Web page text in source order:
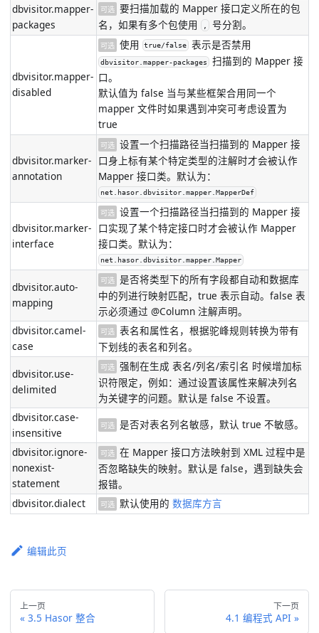
dbvisitor.mapper-
packages
可选 要扫描加载的 Mapper 接口定义所在的包
名，如果有多个包使用
号分割。
dbvisitor.mapper-
disabled
可选 使用 true/false 表示是否禁用
dbvisitor.mapper-packages 扫描到的 Mapper 接
口。
默认值为 false 当与某些框架合用同一个
mapper 文件时如果遇到冲突可考虑设置为
true
dbvisitor.marker-
annotation
可选 设置一个扫描路径当扫描到的 Mapper 接
口身上标有某个特定类型的注解时才会被认作
Mapper 接口类。默认为：
net.hasor.dbvisitor.mapper.MapperDef
dbvisitor.marker-
interface
可选 设置一个扫描路径当扫描到的 Mapper 接
口实现了某个特定接口时才会被认作 Mapper
接口类。默认为：
net.hasor.dbvisitor.mapper.Mapper
dbvisitor.auto-
mapping
可选 是否将类型下的所有字段都自动和数据库
中的列进行映射匹配，true 表示自动。false 表
示必须通过 @Column 注解声明。
dbvisitor.camel-
case
可选 表名和属性名，根据驼峰规则转换为带有
下划线的表名和列名。
dbvisitor.use-
delimited
可选 强制在生成 表名/列名/索引名 时候增加标
识符限定，例如：通过设置该属性来解决列名
为关键字的问题。默认是 false 不设置。
dbvisitor.case-
insensitive
可选 是否对表名列名敏感，默认 true 不敏感。
dbvisitor.ignore-
nonexist-
statement
可选 在 Mapper 接口方法映射到 XML 过程中是
否忽略缺失的映射。默认是 false，遇到缺失会
报错。
dbvisitor.dialect
可选 默认使用的 数据库方言
编辑此页
上一页
3.5 Hasor 整合
下一页
4.1 编程式 API